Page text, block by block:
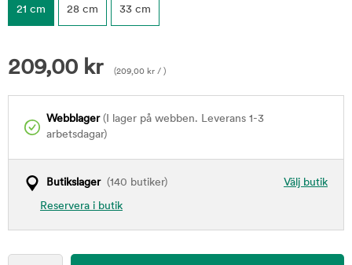
21 cm 28 cm 33 cm
209,00 kr (209,00 kr / )
Webblager(I lager på webben. Leverans 1-3
arbetsdagar)
Välj butik
Butikslager(140 butiker)
Reservera i butik